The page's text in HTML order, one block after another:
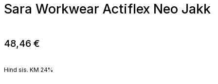
Sara Workwear Actiflex Neo Jakk
48,46 €
Hind sis. KM 24%